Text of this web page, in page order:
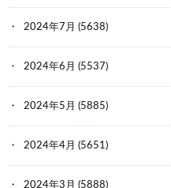
2024年7月 (5638)
2024年6月 (5537)
2024年5月 (5885)
2024年4月 (5651)
2024年3月 (5888)